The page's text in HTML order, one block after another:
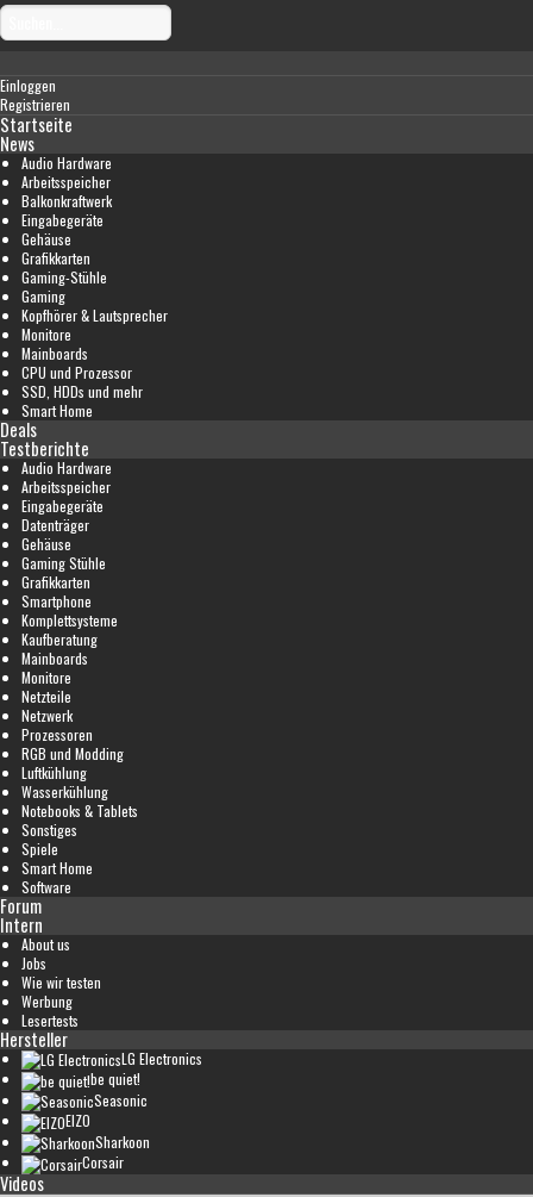
Einloggen
Registrieren
Startseite
News
Audio Hardware
Arbeitsspeicher
Balkonkraftwerk
Eingabegeräte
Gehäuse
Grafikkarten
Gaming-Stühle
Gaming
Kopfhörer & Lautsprecher
Monitore
Mainboards
CPU und Prozessor
SSD, HDDs und mehr
Smart Home
Deals
Testberichte
Audio Hardware
Arbeitsspeicher
Eingabegeräte
Datenträger
Gehäuse
Gaming Stühle
Grafikkarten
Smartphone
Komplettsysteme
Kaufberatung
Mainboards
Monitore
Netzteile
Netzwerk
Prozessoren
RGB und Modding
Luftkühlung
Wasserkühlung
Notebooks & Tablets
Sonstiges
Spiele
Smart Home
Software
Forum
Intern
About us
Jobs
Wie wir testen
Werbung
Lesertests
Hersteller
LG Electronics
be quiet!
Seasonic
EIZO
Sharkoon
Corsair
Videos